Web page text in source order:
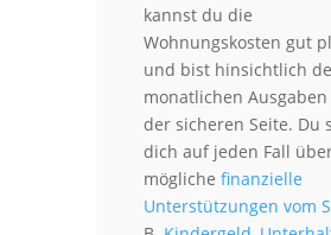
kannst du die
Wohnungskosten gut
und bist hinsichtlich
monatlichen
der sicheren Seite. Du
dich auf jeden Fall
mögliche finanzielle
Unterstützungen vom